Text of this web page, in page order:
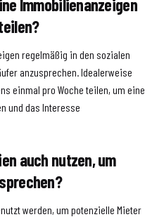
Immobilienanzeigen
regelmäßig in den sozialen
anzusprechen. Idealerweise
einmal pro Woche teilen, um eine
und das Interesse
auch nutzen, um
werden, um potenzielle Mieter